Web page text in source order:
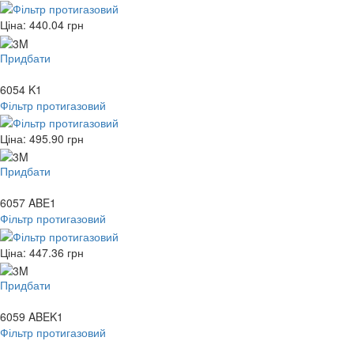
Ціна: 440.04 грн
Придбати
6054 K1
Фільтр протигазовий
Ціна: 495.90 грн
Придбати
6057 ABE1
Фільтр протигазовий
Ціна: 447.36 грн
Придбати
6059 ABEK1
Фільтр протигазовий